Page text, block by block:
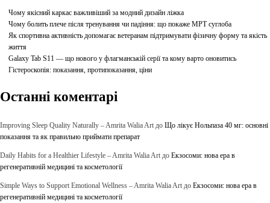
Чому якісний каркас важливіший за модний дизайн ліжка
Чому болить плече після тренування чи падіння: що покаже МРТ суглоба
Як спортивна активність допомагає ветеранам підтримувати фізичну форму та якість
життя
Galaxy Tab S11 — що нового у флагманській серії та кому варто оновитись
Гістероскопія: показання, протипоказання, ціни
Останні коментарі
Improving Sleep Quality Naturally – Amrita Walia Art до Що лікує Нольпаза 40 мг: основні
показання та як правильно приймати препарат
Daily Habits for a Healthier Lifestyle – Amrita Walia Art до Екзосоми: нова ера в
регенеративній медицині та косметології
Simple Ways to Support Emotional Wellness – Amrita Walia Art до Екзосоми: нова ера в
регенеративній медицині та косметології